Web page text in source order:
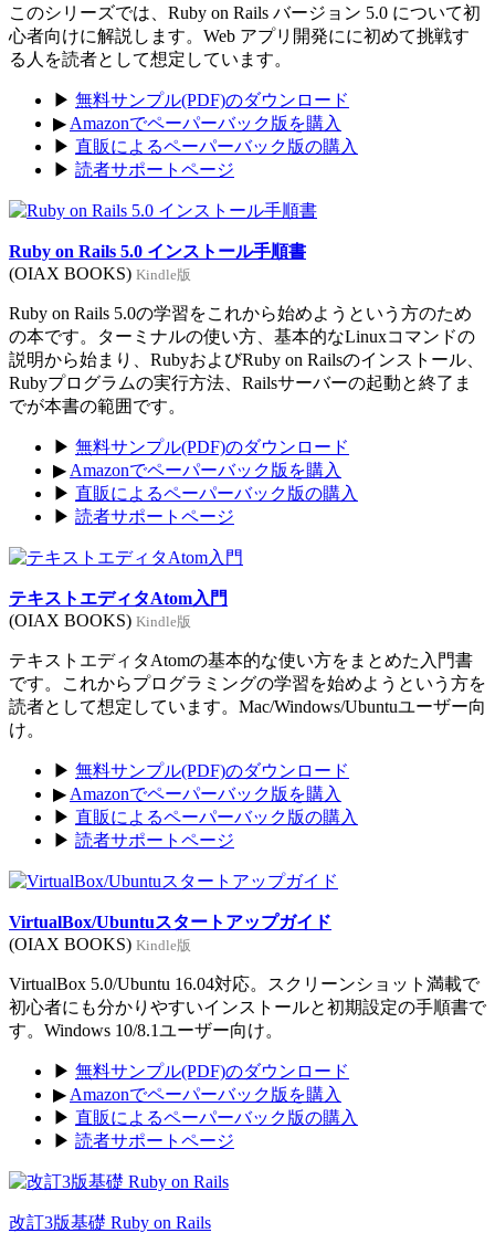
このシリーズでは、Ruby on Rails バージョン 5.0 について初
心者向けに解説します。Web アプリ開発にに初めて挑戦す
る人を読者として想定しています。
▶ 無料サンプル(PDF)のダウンロード
▶ Amazonでペーパーバック版を購入
▶ 直販によるペーパーバック版の購入
▶ 読者サポートページ
Ruby on Rails 5.0 インストール手順書
(OIAX BOOKS) Kindle版
Ruby on Rails 5.0の学習をこれから始めようという方のため
の本です。ターミナルの使い方、基本的なLinuxコマンドの
説明から始まり、RubyおよびRuby on Railsのインストール、
Rubyプログラムの実行方法、Railsサーバーの起動と終了ま
でが本書の範囲です。
▶ 無料サンプル(PDF)のダウンロード
▶ Amazonでペーパーバック版を購入
▶ 直販によるペーパーバック版の購入
▶ 読者サポートページ
テキストエディタAtom入門
(OIAX BOOKS) Kindle版
テキストエディタAtomの基本的な使い方をまとめた入門書
です。これからプログラミングの学習を始めようという方を
読者として想定しています。Mac/Windows/Ubuntuユーザー向
け。
▶ 無料サンプル(PDF)のダウンロード
▶ Amazonでペーパーバック版を購入
▶ 直販によるペーパーバック版の購入
▶ 読者サポートページ
VirtualBox/Ubuntuスタートアップガイド
(OIAX BOOKS) Kindle版
VirtualBox 5.0/Ubuntu 16.04対応。スクリーンショット満載で
初心者にも分かりやすいインストールと初期設定の手順書で
す。Windows 10/8.1ユーザー向け。
▶ 無料サンプル(PDF)のダウンロード
▶ Amazonでペーパーバック版を購入
▶ 直販によるペーパーバック版の購入
▶ 読者サポートページ
改訂3版基礎 Ruby on Rails